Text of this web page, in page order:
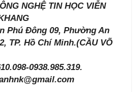
NGHỆ TIN HỌC VIỄN
Phú Đông 09, Phường An
TP. Hồ Chí Minh.(CẦU VÕ
0938.985.319.